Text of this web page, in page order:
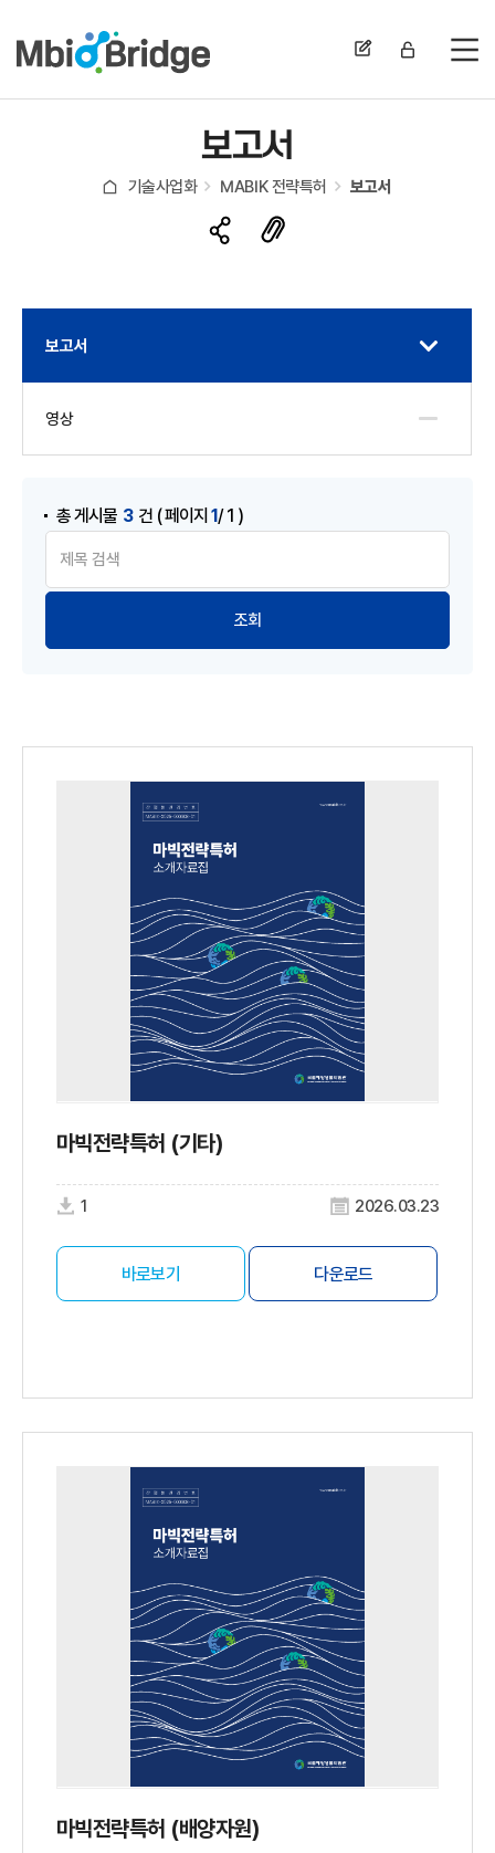
전
보고서
기술사업화 MABIK 전략특허 보고서
보고서
영상
총 게시물 3 건 ( 페이지 1/ 1 )
마빅전략특허 (기타)
1 2026.03.23
바로보기 다운로드
마빅전략특허 (배양자원)